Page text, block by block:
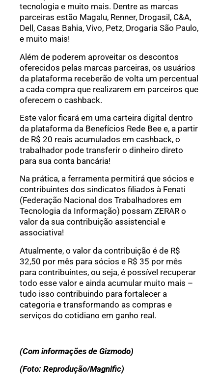
tecnologia e muito mais. Dentre as marcas
parceiras estão Magalu, Renner, Drogasil, C&A,
Dell, Casas Bahia, Vivo, Petz, Drogaria São Paulo,
e muito mais!
Além de poderem aproveitar os descontos
oferecidos pelas marcas parceiras, os usuários
da plataforma receberão de volta um percentual
a cada compra que realizarem em parceiros que
oferecem o cashback.
Este valor ficará em uma carteira digital dentro
da plataforma da Benefícios Rede Bee e, a partir
de R$ 20 reais acumulados em cashback, o
trabalhador pode transferir o dinheiro direto
para sua conta bancária!
Na prática, a ferramenta permitirá que sócios e
contribuintes dos sindicatos filiados à Fenati
(Federação Nacional dos Trabalhadores em
Tecnologia da Informação) possam ZERAR o
valor da sua contribuição assistencial e
associativa!
Atualmente, o valor da contribuição é de R$
32,50 por mês para sócios e R$ 35 por mês
para contribuintes, ou seja, é possível recuperar
todo esse valor e ainda acumular muito mais –
tudo isso contribuindo para fortalecer a
categoria e transformando as compras e
serviços do cotidiano em ganho real.
(Com informações de Gizmodo)
(Foto: Reprodução/Magnific)